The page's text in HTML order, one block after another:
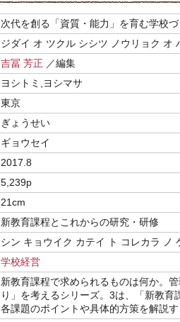
次代を創る「資質・能力」を育む学校
ジダイ オ ツクル シシツ ノウリョク オ
吉冨 芳正 ／編集
ヨシトミ,ヨシマサ
東京
ぎょうせい
ギョウセイ
2017.8
5,239p
21cm
新教育課程とこれからの研究・研修
シン キョウイク カテイ ト コレカラ ノ
学校経営
新教育課程で求められるものは何か。
り」を考えるシリーズ。3は、「新教
各課題のポイントや具体的方策を解説